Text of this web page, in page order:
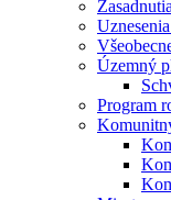
Územný
Program